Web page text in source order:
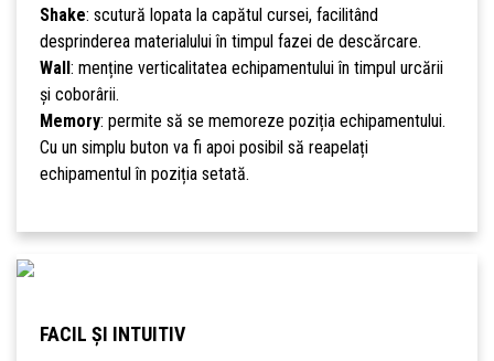
Shake: scutură lopata la capătul cursei, facilitând
desprinderea materialului în timpul fazei de descărcare.
Wall : menține verticalitatea echipamentului în timpul urcării
și coborârii.
Memory: permite să se memoreze poziția echipamentului.
Cu un simplu buton va fi apoi posibil să reapelați
echipamentul în poziția setată.
FACIL ȘI INTUITIV